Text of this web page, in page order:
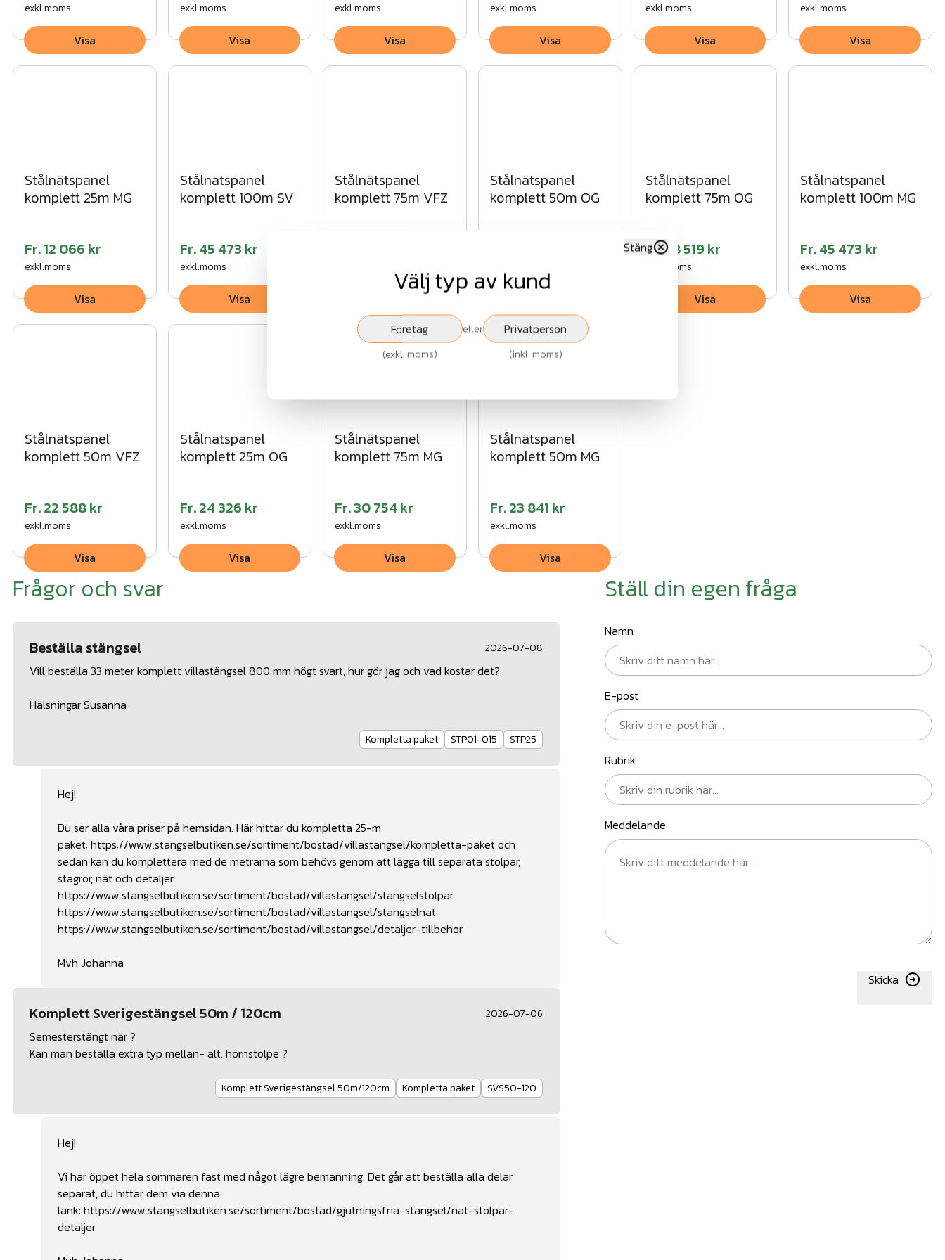
exkl.moms
Visa
exkl.moms
Visa
exkl.moms
Visa
exkl.moms
Visa
exkl.moms
Visa
exkl.moms
Visa
Stålnätspanel
komplett 25m MG
Fr.12 066 kr
exkl.moms
Visa
Stålnätspanel
komplett 100m SV
Fr.45 473 kr
exkl.moms
Visa
Stålnätspanel
komplett 75m VFZ
Stålnätspanel
komplett 50m OG
Stålnätspanel
komplett 75m OG
Fr.58 519 kr
exkl.moms
Visa
Stålnätspanel
komplett 100m MG
Fr.45 473 kr
exkl.moms
Visa
Stålnätspanel
komplett 50m VFZ
Fr.22 588 kr
exkl.moms
Visa
Stålnätspanel
komplett 25m OG
Fr.24 326 kr
exkl.moms
Visa
Stålnätspanel
komplett 75m MG
Fr.30 754 kr
exkl.moms
Visa
Stålnätspanel
komplett 50m MG
Fr.23 841 kr
exkl.moms
Visa
Frågor och svar
2026-07-08
Beställa stängsel
Vill beställa 33 meter komplett villastängsel 800 mm högt svart, hur gör jag och vad kostar det?
Hälsningar Susanna
Kompletta paket STP01-015 STP25
Hej!
Du ser alla våra priser på hemsidan. Här hittar du kompletta 25-m
paket: https://www.stangselbutiken.se/sortiment/bostad/villastangsel/kompletta-paketoch
sedan kan du komplettera med de metrarna som behövs genom att lägga till separata stolpar,
stagrör, nät och detaljer
https://www.stangselbutiken.se/sortiment/bostad/villastangsel/stangselstolpar
https://www.stangselbutiken.se/sortiment/bostad/villastangsel/stangselnat
https://www.stangselbutiken.se/sortiment/bostad/villastangsel/detaljer-tillbehor
Mvh Johanna
2026-07-06
Komplett Sverigestängsel 50m / 120cm
Semesterstängt när ?
Kan man beställa extra typ mellan- alt. hörnstolpe ?
Komplett Sverigestängsel 50m/120cm Kompletta paket SVS50-120
Hej!
Vi har öppet hela sommaren fast med något lägre bemanning. Det går att beställa alla delar
separat, du hittar dem via denna
länk: https://www.stangselbutiken.se/sortiment/bostad/gjutningsfria-stangsel/nat-stolpar-
detaljer
Ställ din egen fråga
Namn
E-post
Rubrik
Meddelande
Skicka
Välj typ av kund
Stäng
Företag
(exkl. moms)
eller Privatperson
(inkl. moms)